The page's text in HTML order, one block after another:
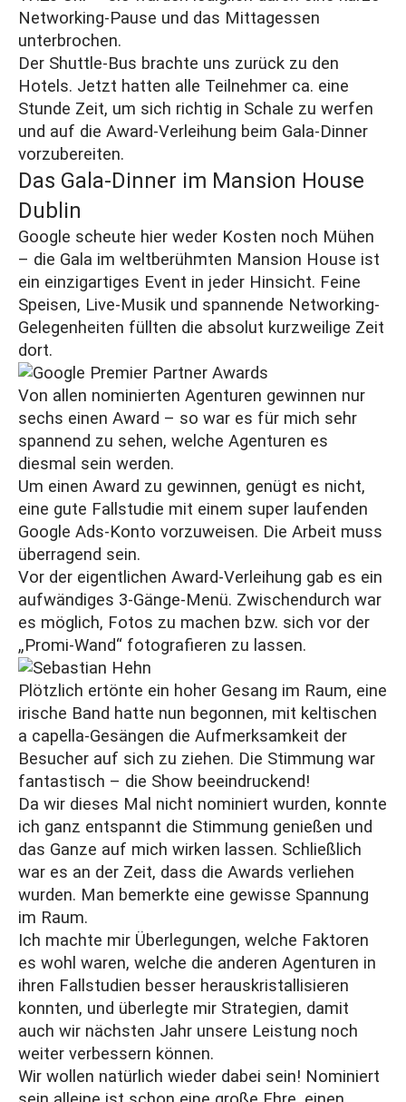
Networking-Pause und das Mittagessen
unterbrochen.
Der Shuttle-Bus brachte uns zurück zu den
Hotels. Jetzt hatten alle Teilnehmer ca. eine
Stunde Zeit, um sich richtig in Schale zu werfen
und auf die Award-Verleihung beim Gala-Dinner
vorzubereiten.
Das Gala-Dinner im Mansion House
Dublin
Google scheute hier weder Kosten noch Mühen
– die Gala im weltberühmten Mansion House ist
ein einzigartiges Event in jeder Hinsicht. Feine
Speisen, Live-Musik und spannende Networking-
Gelegenheiten füllten die absolut kurzweilige Zeit
dort.
Von allen nominierten Agenturen gewinnen nur
sechs einen Award – so war es für mich sehr
spannend zu sehen, welche Agenturen es
diesmal sein werden.
Um einen Award zu gewinnen, genügt es nicht,
eine gute Fallstudie mit einem super laufenden
Google Ads-Konto vorzuweisen. Die Arbeit muss
überragend sein.
Vor der eigentlichen Award-Verleihung gab es ein
aufwändiges 3-Gänge-Menü. Zwischendurch war
es möglich, Fotos zu machen bzw. sich vor der
„Promi-Wand“ fotografieren zu lassen.
Plötzlich ertönte ein hoher Gesang im Raum, eine
irische Band hatte nun begonnen, mit keltischen
a capella-Gesängen die Aufmerksamkeit der
Besucher auf sich zu ziehen. Die Stimmung war
fantastisch – die Show beeindruckend!
Da wir dieses Mal nicht nominiert wurden, konnte
ich ganz entspannt die Stimmung genießen und
das Ganze auf mich wirken lassen. Schließlich
war es an der Zeit, dass die Awards verliehen
wurden. Man bemerkte eine gewisse Spannung
im Raum.
Ich machte mir Überlegungen, welche Faktoren
es wohl waren, welche die anderen Agenturen in
ihren Fallstudien besser herauskristallisieren
konnten, und überlegte mir Strategien, damit
auch wir nächsten Jahr unsere Leistung noch
weiter verbessern können.
Wir wollen natürlich wieder dabei sein! Nominiert